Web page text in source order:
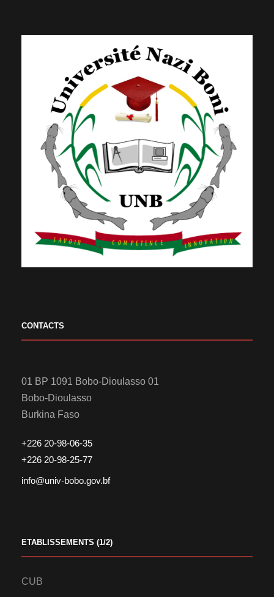
CONTACTS
01 BP 1091 Bobo-Dioulasso 01
Bobo-Dioulasso
Burkina Faso
+226 20-98-06-35
+226 20-98-25-77
info@univ-bobo.gov.bf
ETABLISSEMENTS (1/2)
CUB